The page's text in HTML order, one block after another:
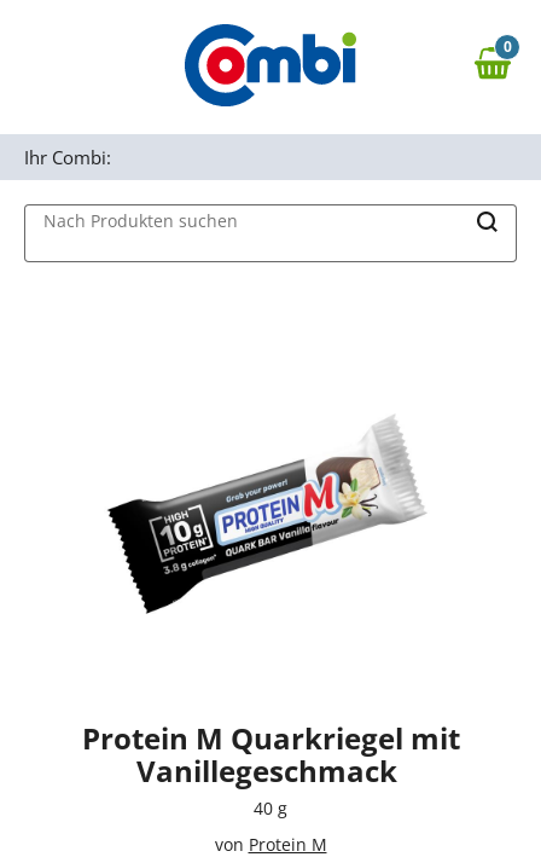
Zur Navigation springen
0,00 €
0
Nach Produkten suchen
Ihr Combi:
Protein M Quarkriegel mit
Vanillegeschmack
40 g
von Protein M